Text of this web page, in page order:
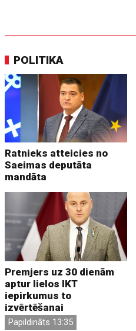
POLITIKA
Ratnieks atteicies no
Saeimas deputāta
mandāta
Premjers uz 30 dienām
aptur lielos IKT
iepirkumus to
izvērtēšanai
Papildināts 13:35